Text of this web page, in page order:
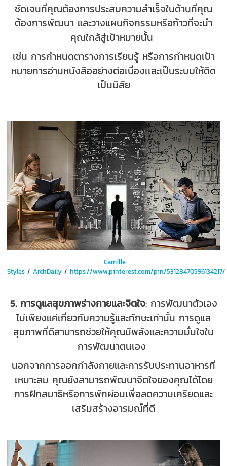
ชัดเจนที่คุณต้องการประสบความสำเร็จในด้านที่คุณ
ต้องการพัฒนา และวางแผนกิจกรรมหรือก้าวที่จะนำ
คุณใกล้สู่เป้าหมายนั้น
เช่น การกำหนดตารางการเรียนรู้ หรือการกำหนดเป้า
หมายการอ่านหนังสืออย่างต่อเนื่องเเละเป็นระบบให้ติด
เป็นนิสัย
Camille
Styles /ArchDaily /https://www.pinterest.com/pin/53128470596134217/
5. การดูแลสุขภาพร่างกายและจิตใจ: การพัฒนาตัวเอง
ไม่เพียงแค่เกี่ยวกับความรู้และทักษะเท่านั้น การดูแล
สุขภาพที่ดีสามารถช่วยให้คุณมีพลังและความมั่นใจใน
การพัฒนาตนเอง
นอกจากการออกกำลังกายและการรับประทานอาหารที่
เหมาะสม คุณยังสามารถพัฒนาจิตใจของคุณได้โดย
การฝึกสมาธิหรือการพักผ่อนเพื่อลดความเครียดและ
เสริมสร้างอารมณ์ที่ดี